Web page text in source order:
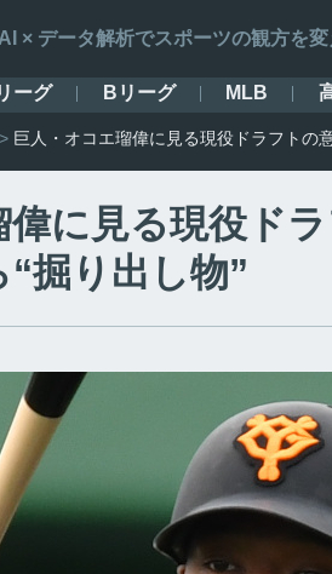
× データ解析でスポーツの観方を変
ーグ Bリーグ MLB
> 巨人・オコエ瑠偉に見る現役ドラフトの
偉に見る現役ド
掘り出し物”